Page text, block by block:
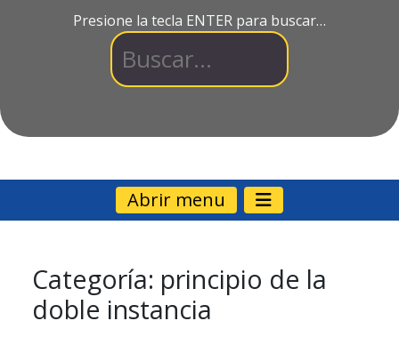
Presione la tecla ENTER para buscar…
Abrir menu
Categoría: principio de la
doble instancia